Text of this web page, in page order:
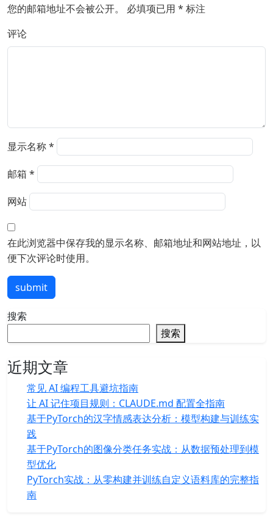
您的邮箱地址不会被公开。 必填项已用 * 标注
评论
显示名称*
邮箱 *
网站
在此浏览器中保存我的显示名称、邮箱地址和网站地址，以
便下次评论时使用。
submit
搜索
搜索
近期文章
常见 AI 编程工具避坑指南
让 AI 记住项目规则：CLAUDE.md 配置全指南
基于PyTorch的汉字情感表达分析：模型构建与训练实
践
基于PyTorch的图像分类任务实战：从数据预处理到模
型优化
PyTorch实战：从零构建并训练自定义语料库的完整指
南